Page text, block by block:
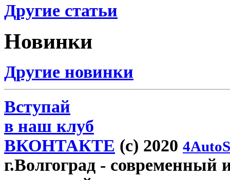
Другие статьи
Новинки
Другие новинки
Вступай
в наш клуб
ВКОНТАКТЕ (c) 2020
г.Волгоград - современный